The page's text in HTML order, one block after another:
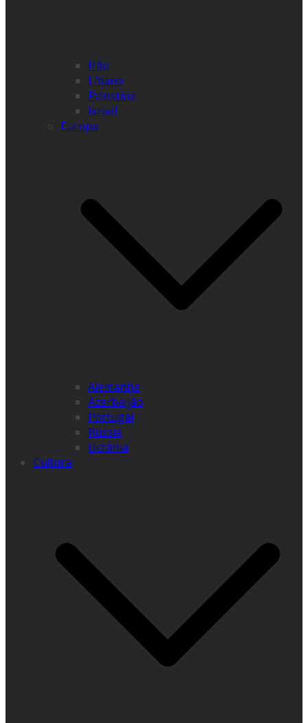
Irão
Líbano
Palestina
Israel
Europa
Alemanha
Azerbaijão
Portugal
Rússia
Ucrânia
Cultura